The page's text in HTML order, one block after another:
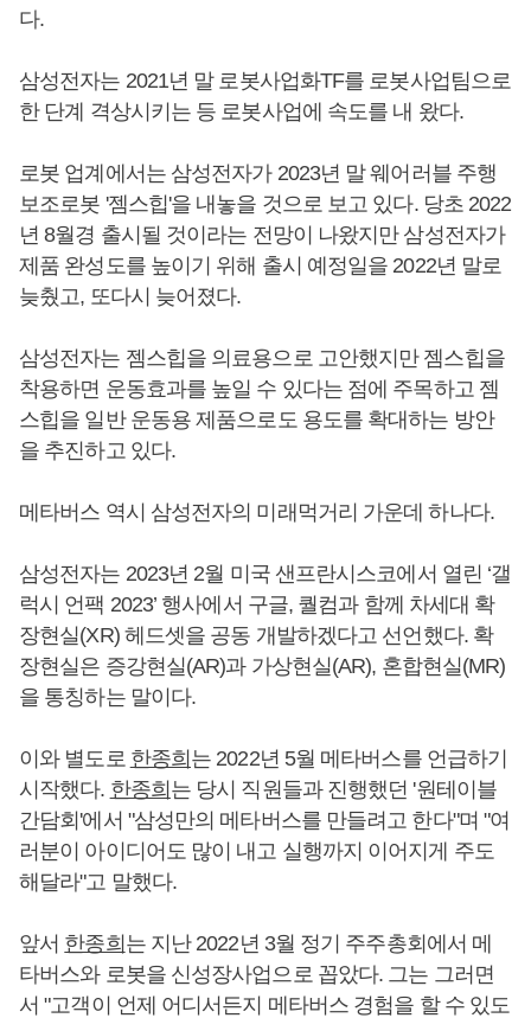
다.
삼성전자는 2021년 말 로봇사업화TF를 로봇사업팀으로
한 단계 격상시키는 등 로봇사업에 속도를 내 왔다.
로봇 업계에서는 삼성전자가 2023년 말 웨어러블 주행
보조로봇 '젬스힙'을 내놓을 것으로 보고 있다. 당초 2022
년 8월경 출시될 것이라는 전망이 나왔지만 삼성전자가
제품 완성도를 높이기 위해 출시 예정일을 2022년 말로
늦췄고, 또다시 늦어졌다.
삼성전자는 젬스힙을 의료용으로 고안했지만 젬스힙을
착용하면 운동효과를 높일 수 있다는 점에 주목하고 젬
스힙을 일반 운동용 제품으로도 용도를 확대하는 방안
을 추진하고 있다.
메타버스 역시 삼성전자의 미래먹거리 가운데 하나다.
삼성전자는 2023년 2월 미국 샌프란시스코에서 열린 ‘갤
럭시 언팩 2023’ 행사에서 구글, 퀄컴과 함께 차세대 확
장현실(XR) 헤드셋을 공동 개발하겠다고 선언했다. 확
장현실은 증강현실(AR)과 가상현실(AR), 혼합현실(MR)
을 통칭하는 말이다.
이와 별도로 한종희는 2022년 5월 메타버스를 언급하기
시작했다. 한종희는 당시 직원들과 진행했던 '원테이블
간담회'에서 "삼성만의 메타버스를 만들려고 한다"며 "여
러분이 아이디어도 많이 내고 실행까지 이어지게 주도
해달라"고 말했다.
앞서 한종희는 지난 2022년 3월 정기 주주총회에서 메
타버스와 로봇을 신성장사업으로 꼽았다. 그는 그러면
서 "고객이 언제 어디서든지 메타버스 경험을 할 수 있도